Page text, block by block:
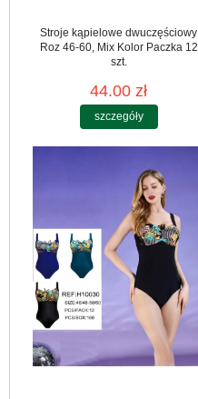
Stroje kąpielowe dwuczęściowy
Roz 46-60, Mix Kolor Paczka 12
szt.
44.00 zł
szczegóły